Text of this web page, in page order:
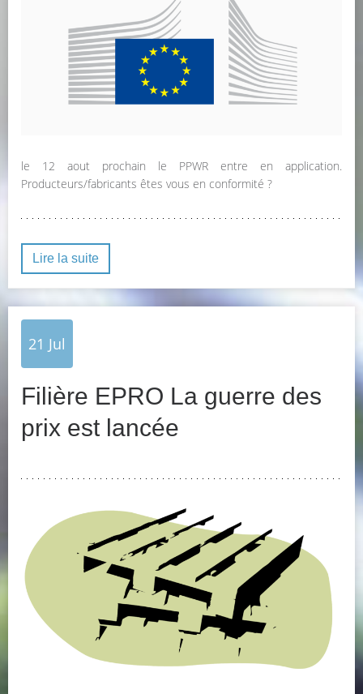
le 12 aout prochain le PPWR entre en application.
Producteurs/fabricants êtes vous en conformité ?
Lire la suite
21 Jul
Filière EPRO La guerre des
prix est lancée